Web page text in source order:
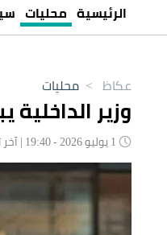
الرئيسية محليات
عكاظ > محليات
وزير